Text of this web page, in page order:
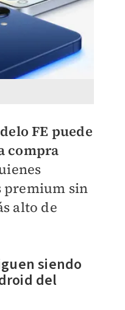
FE puede
compra
premium sin
alto de
siendo
del